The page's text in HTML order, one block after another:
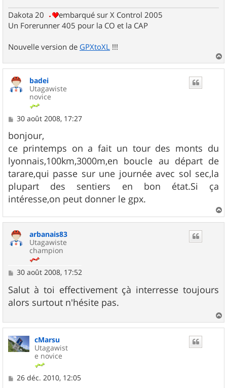
Dakota 20
embarqué sur X Control 2005
Un Forerunner 405 pour la CO et la CAP
Nouvelle version de GPXtoXL !!!
a
badei
Utagawiste
novice
M
s
s
a
g
e
30 août 2008, 17:27
bonjour,
ce printemps on a fait un tour des monts du
lyonnais,100km,3000m,en boucle au départ de
tarare,qui passe sur une journée avec sol sec,la
plupart des sentiers en bon état.Si ça
intéresse,on peut donner le gpx.
a
arbanais83
Utagawiste
champion
M
s
s
a
e
30 août 2008, 17:52
Salut à toi effectivement çà interresse toujours
alors surtout n'hésite pas.
a
cMarsu
Utagawist
e novice
M
26 déc. 2010, 12:05